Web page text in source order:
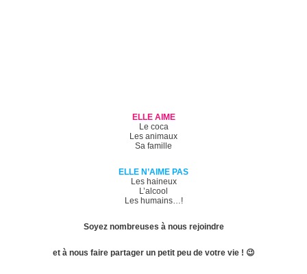
ELLE AIME
Le coca
Les animaux
Sa famille
ELLE N’AIME PAS
Les haineux
L’alcool
Les humains…!
Soyez nombreuses à nous rejoindre
et à nous faire partager un petit peu de votre vie ! 😉